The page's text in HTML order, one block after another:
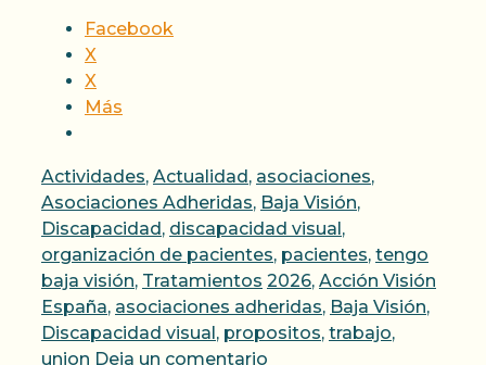
Facebook
X
X
Más
Categorías
Actividades, Actualidad, asociaciones,
Asociaciones Adheridas, Baja Visión,
Discapacidad, discapacidad visual,
organización de pacientes, pacientes, tengo
baja visión, Tratamientos Etiquetas
2026, Acción Visión
España, asociaciones adheridas, Baja Visión,
Discapacidad visual, propositos, trabajo,
union Deja un comentario